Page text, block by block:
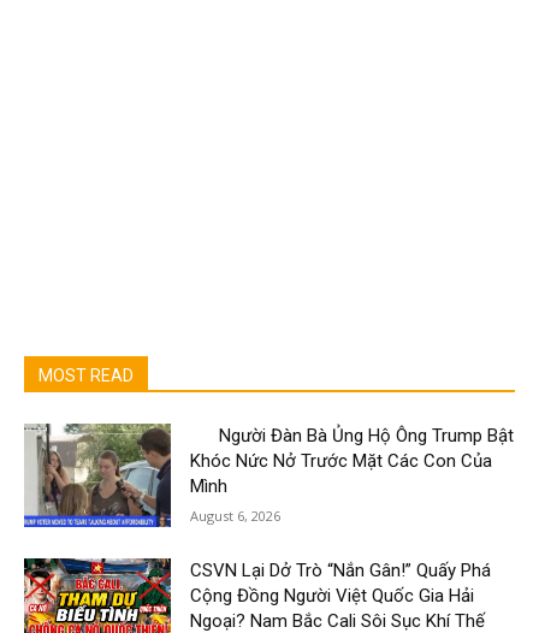
MOST READ
Người Đàn Bà Ủng Hộ Ông Trump Bật
Khóc Nức Nở Trước Mặt Các Con Của
Mình
August 6, 2026
CSVN Lại Dở Trò “Nắn Gân!” Quấy Phá
Cộng Đồng Người Việt Quốc Gia Hải
Ngoại? Nam Bắc Cali Sôi Sục Khí Thế